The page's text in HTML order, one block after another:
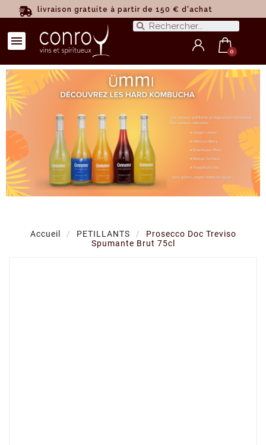
livraison gratuite à partir de 150 € d'achat
Accueil PETILLANTS
Prosecco Doc Treviso
Spumante Brut 75cl